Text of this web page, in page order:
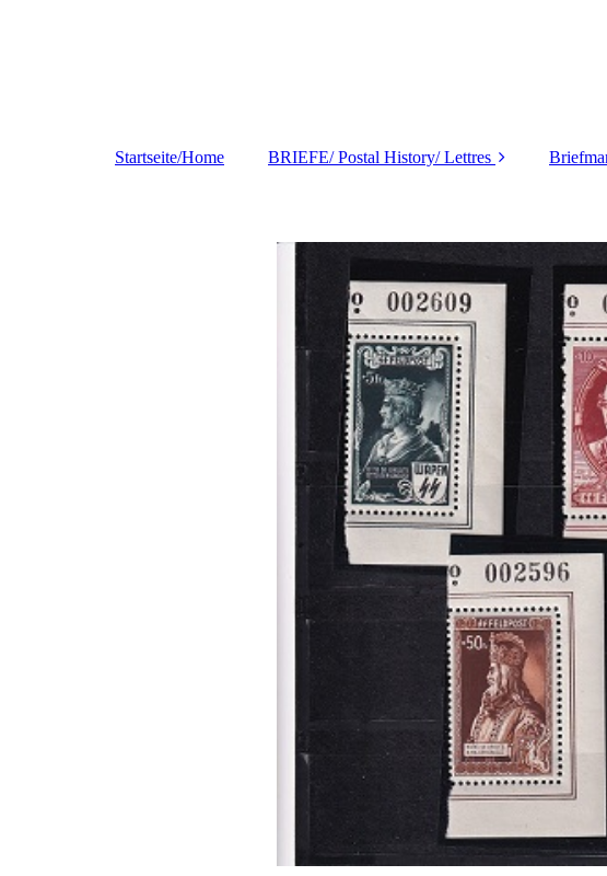
Startseite/Home BRIEFE/ Postal History/ Lettres
EUROPA
ASIA
INDIA/INDIEN/IND
E
AMERICAS
USA
AFRICA
Australia, NZ, Ocean
Islands, Misc.
Zensur / Censor
Zeppelin/ Airmails
Ansichtskarten / View